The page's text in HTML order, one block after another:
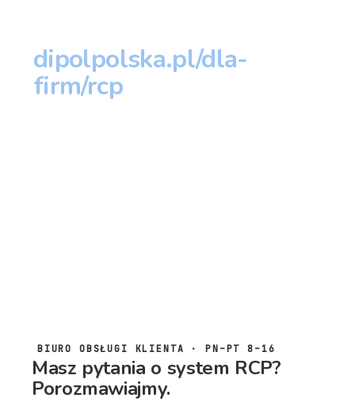
dipolpolska.pl/dla-
firm/rcp
BIURO OBSŁUGI KLIENTA · PN–PT 8–16
Masz pytania o system RCP?
Porozmawiajmy.